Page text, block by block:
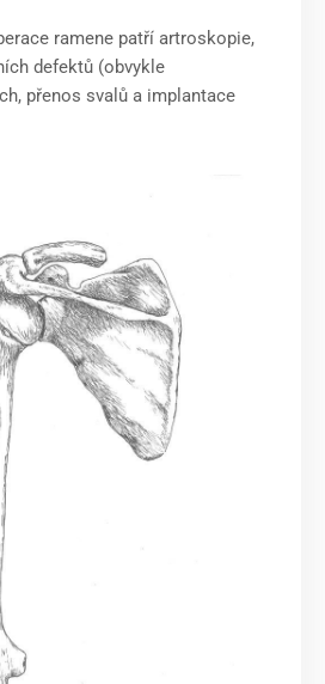
ramene patří artroskopie,
defektů (obvykle
přenos svalů a implantace